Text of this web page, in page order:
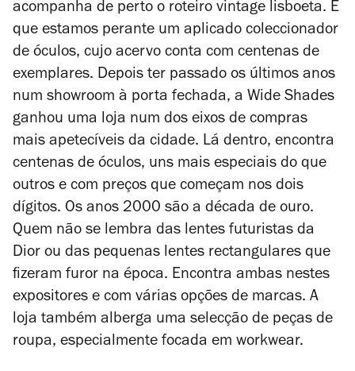
acompanha de perto o roteiro vintage lisboeta. É
que estamos perante um aplicado coleccionador
de óculos, cujo acervo conta com centenas de
exemplares. Depois ter passado os últimos anos
num showroom à porta fechada, a Wide Shades
ganhou uma loja num dos eixos de compras
mais apetecíveis da cidade. Lá dentro, encontra
centenas de óculos, uns mais especiais do que
outros e com preços que começam nos dois
dígitos. Os anos 2000 são a década de ouro.
Quem não se lembra das lentes futuristas da
Dior ou das pequenas lentes rectangulares que
fizeram furor na época. Encontra ambas nestes
expositores e com várias opções de marcas. A
loja também alberga uma selecção de peças de
roupa, especialmente focada em workwear.